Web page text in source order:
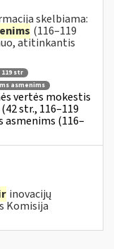
skelbiama:
(116–119
atitinkantis
str
asmenims
vertės mokestis
str., 116–119
(116–
inovacijų
Komisija